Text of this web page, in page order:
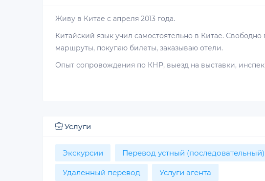
Живу в Китае с апреля 2013 года.
Китайский язык учил самостоятельно в Китае.
маршруты, покупаю билеты, заказываю отели.
Опыт сопровождения по КНР, выезд на выставки,
Услуги
Экскурсии Перевод устный (последовательный)
Удалённый перевод Услуги агента